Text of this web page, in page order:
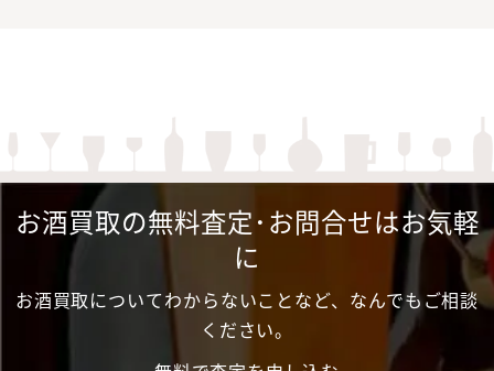
お酒買取の無料査定･お問合せはお気軽
に
お酒買取についてわからないことなど、なんでもご相談
ください。